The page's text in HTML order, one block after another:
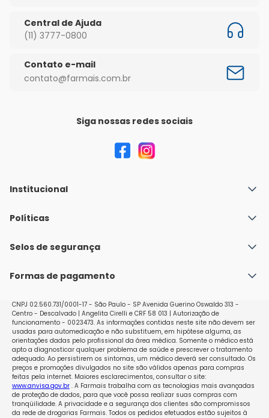
Central de Ajuda
(11) 3777-0800
Contato e-mail
contato@farmais.com.br
Siga nossas redes sociais
Institucional
Quem Somos
Nossas lojas
Políticas
Política de Envio
Políticas de Trocas e Devoluções
Selos de segurança
Formas de pagamento
CNPJ 02.560.731/0001-17 - São Paulo - SP Avenida Guerino Oswaldo 313 -
Centro - Descalvado | Angelita Cirelli e CRF 58 013 | Autorização de
funcionamento - 0023473. As informações contidas neste site não devem ser
usadas para automedicação e não substituem, em hipótese alguma, as
orientações dadas pelo profissional da área médica. Somente o médico está
apto a diagnosticar qualquer problema de saúde e prescrever o tratamento
adequado. Ao persistirem os sintomas, um médico deverá ser consultado. Os
preços e promoções divulgados no site são válidos apenas para compras
feitas pela internet. Maiores esclarecimentos, consultar o site:
www.anvisa.gov.br. A Farmais trabalha com as tecnologias mais avançadas
de proteção de dados, para que você possa realizar suas compras com
tranqüilidade. A privacidade e a segurança dos clientes são compromissos
da rede de drogarias Farmais. Todos os pedidos efetuados estão sujeitos à